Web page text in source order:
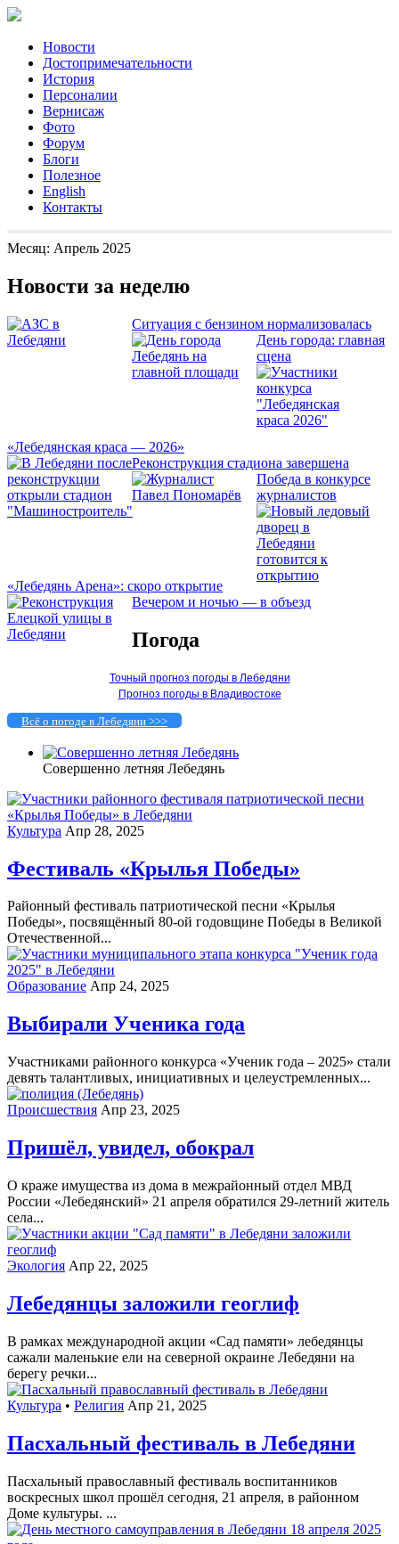
Новости
Достопримечательности
История
Персоналии
Вернисаж
Фото
Форум
Блоги
Полезное
English
Контакты
Месяц: Апрель 2025
Новости за неделю
Ситуация с бензином нормализовалась
День города: главная
сцена
«Лебедянская краса — 2026»
Реконструкция стадиона завершена
Победа в конкурсе
журналистов
«Лебедянь Арена»: скоро открытие
Вечером и ночью — в объезд
Погода
Точный прогноз погоды в Лебедяни
Прогноз погоды в Владивостоке
Всё о погоде в Лебедяни >>>
Совершенно летняя Лебедянь
Культура Апр 28, 2025
Фестиваль «Крылья Победы»
Районный фестиваль патриотической песни «Крылья
Победы», посвящённый 80-ой годовщине Победы в Великой
Отечественной...
Образование Апр 24, 2025
Выбирали Ученика года
Участниками районного конкурса «Ученик года – 2025» стали
девять талантливых, инициативных и целеустремленных...
Происшествия Апр 23, 2025
Пришёл, увидел, обокрал
О краже имущества из дома в межрайонный отдел МВД
России «Лебедянский» 21 апреля обратился 29-летний житель
села...
Экология Апр 22, 2025
Лебедянцы заложили геоглиф
В рамках международной акции «Сад памяти» лебедянцы
сажали маленькие ели на северной окраине Лебедяни на
берегу речки...
Культура • Религия Апр 21, 2025
Пасхальный фестиваль в Лебедяни
Пасхальный православный фестиваль воспитанников
воскресных школ прошёл сегодня, 21 апреля, в районном
Доме культуры. ...